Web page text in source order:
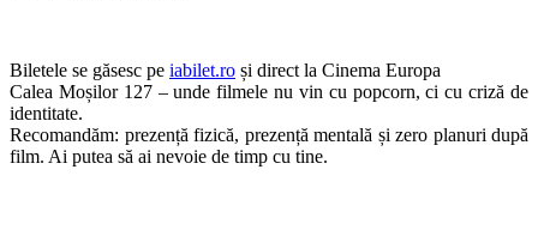
Biletele se găsesc pe iabilet.ro și direct la Cinema Europa
Calea Moșilor 127 – unde filmele nu vin cu popcorn, ci cu criză de
identitate.
Recomandăm: prezență fizică, prezență mentală și zero planuri după
film. Ai putea să ai nevoie de timp cu tine.